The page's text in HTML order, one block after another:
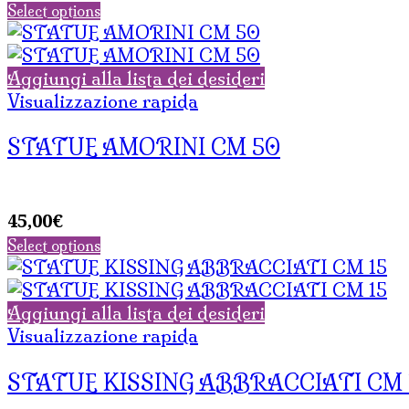
Select options
Aggiungi alla lista dei desideri
Visualizzazione rapida
STATUE AMORINI CM 50
45,00€
Select options
Aggiungi alla lista dei desideri
Visualizzazione rapida
STATUE KISSING ABBRACCIATI CM